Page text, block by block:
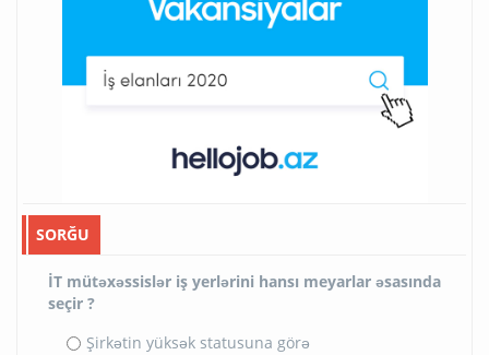
SORĞU
İT mütəxəssislər iş yerlərini hansı meyarlar əsasında
seçir ?
Şirkətin yüksək statusuna görə